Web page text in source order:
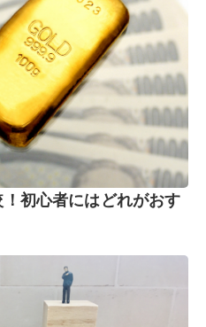
初心者にはどれがおす